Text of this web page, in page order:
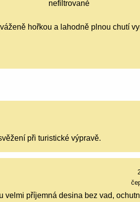
nefiltrované
hořkou a lahodně plnou chutí
při turistické výpravě.
velmi příjemná desina bez vad,